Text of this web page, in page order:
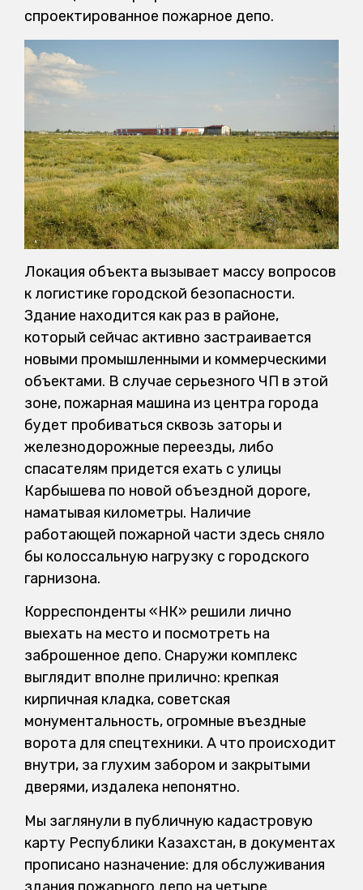
спроектированное пожарное депо.
Локация объекта вызывает массу вопросов
к логистике городской безопасности.
Здание находится как раз в районе,
который сейчас активно застраивается
новыми промышленными и коммерческими
объектами. В случае серьезного ЧП в этой
зоне, пожарная машина из центра города
будет пробиваться сквозь заторы и
железнодорожные переезды, либо
спасателям придется ехать с улицы
Карбышева по новой объездной дороге,
наматывая километры. Наличие
работающей пожарной части здесь сняло
бы колоссальную нагрузку с городского
гарнизона.
Корреспонденты «НК» решили лично
выехать на место и посмотреть на
заброшенное депо. Снаружи комплекс
выглядит вполне прилично: крепкая
кирпичная кладка, советская
монументальность, огромные въездные
ворота для спецтехники. А что происходит
внутри, за глухим забором и закрытыми
дверями, издалека непонятно.
Мы заглянули в публичную кадастровую
карту Республики Казахстан, в документах
прописано назначение: для обслуживания
здания пожарного депо на четыре